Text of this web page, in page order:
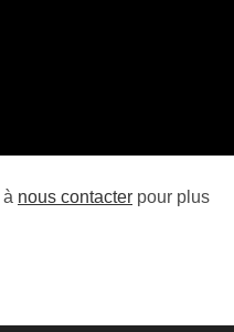
nous contacter pour plus